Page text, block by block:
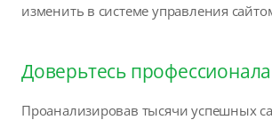
изменить в системе управления
Доверьтесь
Проанализировав тысячи успешных